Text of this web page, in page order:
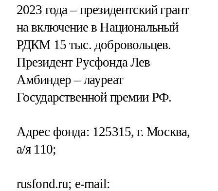
2023 года – президентский грант
на включение в Национальный
РДКМ 15 тыс. добровольцев.
Президент Русфонда Лев
Амбиндер – лауреат
Государственной премии РФ.
Адрес фонда: 125315, г. Москва,
а/я 110;
rusfond.ru; e-mail: